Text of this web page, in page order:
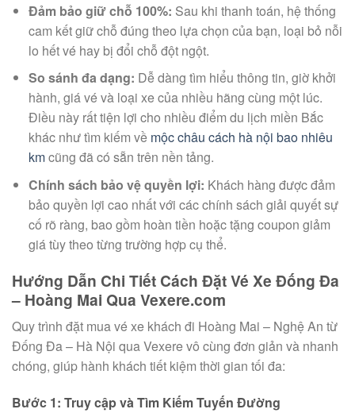
Đảm bảo giữ chỗ 100%: Sau khi thanh toán, hệ thống
cam kết giữ chỗ đúng theo lựa chọn của bạn, loại bỏ nỗi
lo hết vé hay bị đổi chỗ đột ngột.
So sánh đa dạng: Dễ dàng tìm hiểu thông tin, giờ khởi
hành, giá vé và loại xe của nhiều hãng cùng một lúc.
Điều này rất tiện lợi cho nhiều điểm du lịch miền Bắc
khác như tìm kiếm về mộc châu cách hà nội bao nhiêu
kmcũng đã có sẵn trên nền tảng.
Chính sách bảo vệ quyền lợi: Khách hàng được đảm
bảo quyền lợi cao nhất với các chính sách giải quyết sự
cố rõ ràng, bao gồm hoàn tiền hoặc tặng coupon giảm
giá tùy theo từng trường hợp cụ thể.
Hướng Dẫn Chi Tiết Cách Đặt Vé Xe Đống Đa
– Hoàng Mai Qua Vexere.com
Quy trình đặt mua vé xe khách đi Hoàng Mai – Nghệ An từ
Đống Đa – Hà Nội qua Vexere vô cùng đơn giản và nhanh
chóng, giúp hành khách tiết kiệm thời gian tối đa:
Bước 1: Truy cập và Tìm Kiếm Tuyến Đường